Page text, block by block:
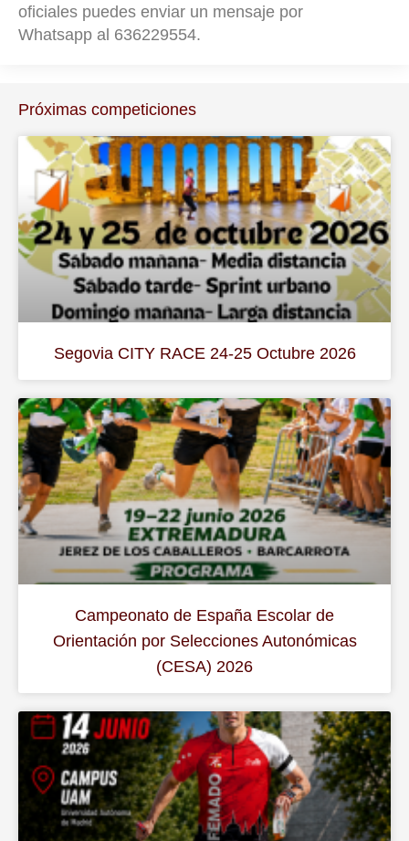
oficiales puedes enviar un mensaje por
Whatsapp al 636229554.
Próximas competiciones
Segovia CITY RACE 24-25 Octubre 2026
Campeonato de España Escolar de
Orientación por Selecciones Autonómicas
(CESA) 2026